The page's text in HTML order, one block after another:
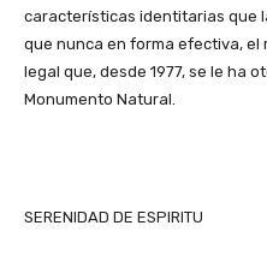
características identitarias que
que nunca en forma efectiva,
legal que, desde 1977, se le ha
Monumento Natural.
SERENIDAD DE ESPIRITU